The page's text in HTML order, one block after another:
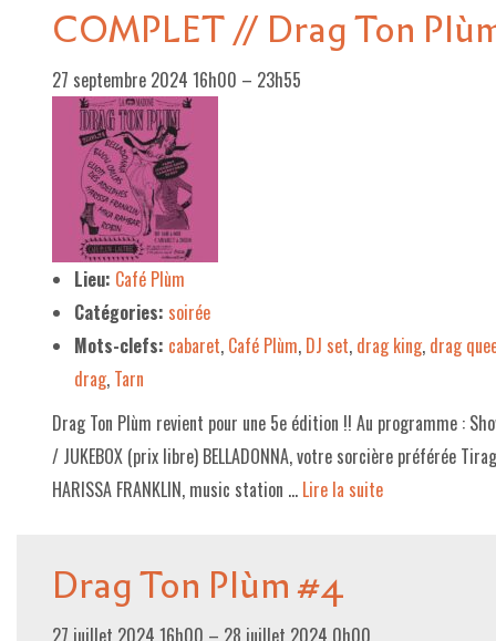
COMPLET // Drag Ton
27 septembre 2024 16h00 – 23h55
Lieu: Café Plùm
Catégories: soirée
Mots-clefs: cabaret, Café Plùm, DJ set, drag king, drag
drag, Tarn
Drag Ton Plùm revient pour une 5e édition !! Au programme :
/ JUKEBOX (prix libre) BELLADONNA, votre sorcière préférée
HARISSA FRANKLIN, music station … Lire la suite­­
Drag Ton Plùm #4
27 juillet 2024 16h00 – 28 juillet 2024 0h00